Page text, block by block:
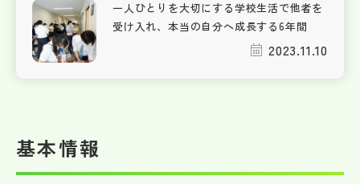
一人ひとりを大切にする学校生活で他者を
受け入れ、本当の自分へ成長する6年間
2023.11.10
基本情報